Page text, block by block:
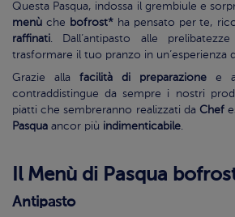
Questa Pasqua, indossa il grembiule e
menù che bofrost*ha pensato per te,
raffinati. Dall’antipasto alle
trasformare il tuo pranzo in un’esperienza
Grazie alla facilità di preparazione e
contraddistingue da sempre i nostri
piatti che sembreranno realizzati daChef
Pasqua ancor più indimenticabile.
Il Menù di Pasqua
Antipasto